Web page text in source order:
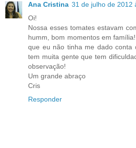
Ana Cristina 31 de julho de 2012
Oi!
Nossa esses tomates estavam
humm, bom momentos em
que eu não tinha me dado conta
tem muita gente que tem
observação!
Um grande abraço
Cris
Responder